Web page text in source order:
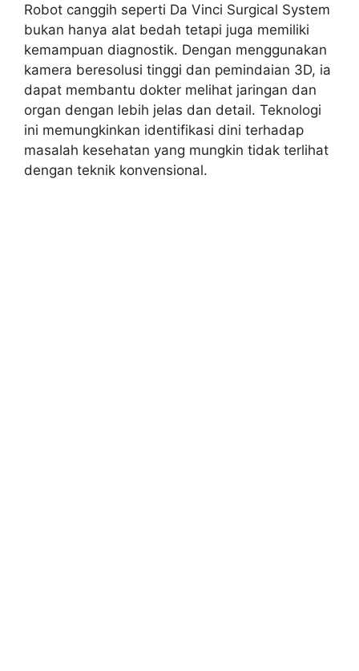
Robot canggih seperti Da Vinci Surgical System
bukan hanya alat bedah tetapi juga memiliki
kemampuan diagnostik. Dengan menggunakan
kamera beresolusi tinggi dan pemindaian 3D, ia
dapat membantu dokter melihat jaringan dan
organ dengan lebih jelas dan detail. Teknologi
ini memungkinkan identifikasi dini terhadap
masalah kesehatan yang mungkin tidak terlihat
dengan teknik konvensional.